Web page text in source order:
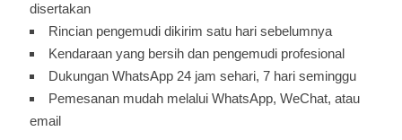
disertakan
Rincian pengemudi dikirim satu hari sebelumnya
Kendaraan yang bersih dan pengemudi profesional
Dukungan WhatsApp 24 jam sehari, 7 hari seminggu
Pemesanan mudah melalui WhatsApp, WeChat, atau
email